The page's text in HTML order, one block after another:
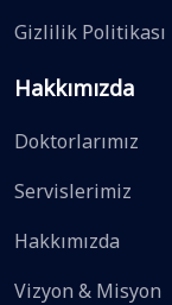
Gizlilik Politikası
Hakkımızda
Doktorlarımız
Servislerimiz
Hakkımızda
Vizyon & Misyon